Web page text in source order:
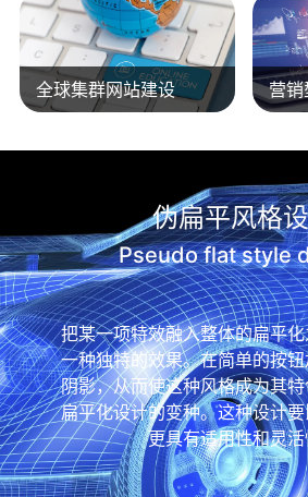
全球集群网站建设 营
伪扁平风格
Pseudo flat style
把某一项特效融入整体的扁平
一种独特的效果。在简单的按
阴影，从而使这种风格成为其
扁平化设计的变种。这种设计
更具有适用性和灵